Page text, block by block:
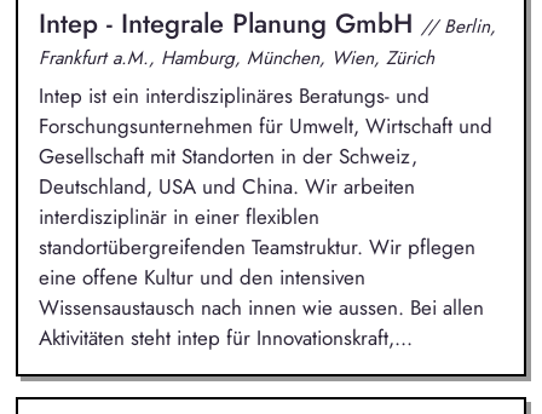
Intep - Integrale Planung GmbH // Berlin,
Frankfurt a.M., Hamburg, München, Wien, Zürich
Intep ist ein interdisziplinäres Beratungs- und
Forschungsunternehmen für Umwelt, Wirtschaft und
Gesellschaft mit Standorten in der Schweiz,
Deutschland, USA und China. Wir arbeiten
interdisziplinär in einer flexiblen
standortübergreifenden Teamstruktur. Wir pflegen
eine offene Kultur und den intensiven
Wissensaustausch nach innen wie aussen. Bei allen
Aktivitäten steht intep für Innovationskraft,...